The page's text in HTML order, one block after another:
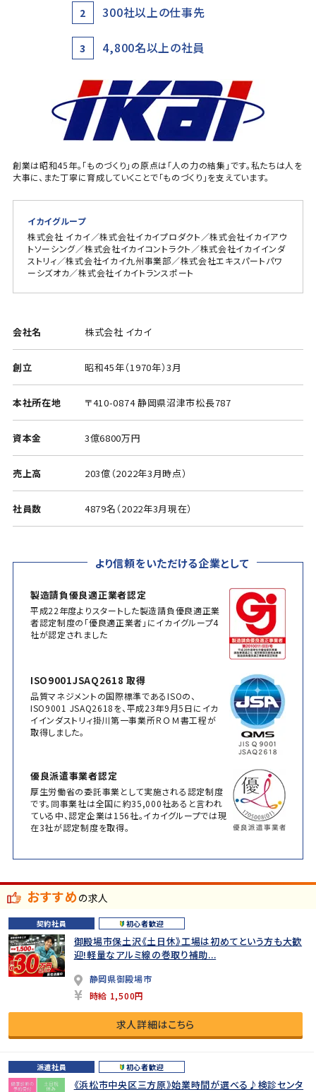
2 300社以上の仕事先
3 4,800名以上の社員
創業は昭和45年。「ものづくり」の原点は「人の力の結集」です。私たちは人を
大事に、また丁寧に育成していくことで「ものづくり」を支えています。
イカイグループ
株式会社 イカイ／株式会社イカイプロダクト／株式会社イカイアウ
トソーシング／株式会社イカイコントラクト／株式会社イカイインダ
ストリィ／株式会社イカイ九州事業部／株式会社エキスパートパワ
ーシズオカ／株式会社イカイトランスポート
会社名 株式会社 イカイ
創立 昭和45年（1970年）3月
本社所在地 〒410-0874 静岡県沼津市松長787
資本金 3億6800万円
売上高 203億（2022年3月時点）
社員数 4879名（2022年3月現在）
より信頼をいただける企業として
製造請負優良適正業者認定
平成22年度よりスタートした製造請負優良適正業
者認定制度の「優良適正業者」にイカイグループ4
社が認定されました
ISO9001JSAQ2618 取得
品質マネジメントの国際標準であるISOの、
ISO9001 JSAQ2618を、平成23年9月5日にイカ
イインダストリィ掛川第一事業所ＲＯＭ書工程が
取得しました。
優良派遣事業者認定
厚生労働省の委託事業として実施される認定制度
です。同事業社は全国に約35,000社あると言われ
ている中、認定企業は156社。イカイグループでは現
在3社が認定制度を取得。
おすすめの求人
契約社員 初心者歓迎
御殿場市保土沢《土日休》工場は初めてという方も大歓
迎!軽量なアルミ線の巻取り補助...
静岡県御殿場市
時給 1,500円
求人詳細はこちら
派遣社員 初心者歓迎
《浜松市中央区三方原》始業時間が選べる♪検診センタ